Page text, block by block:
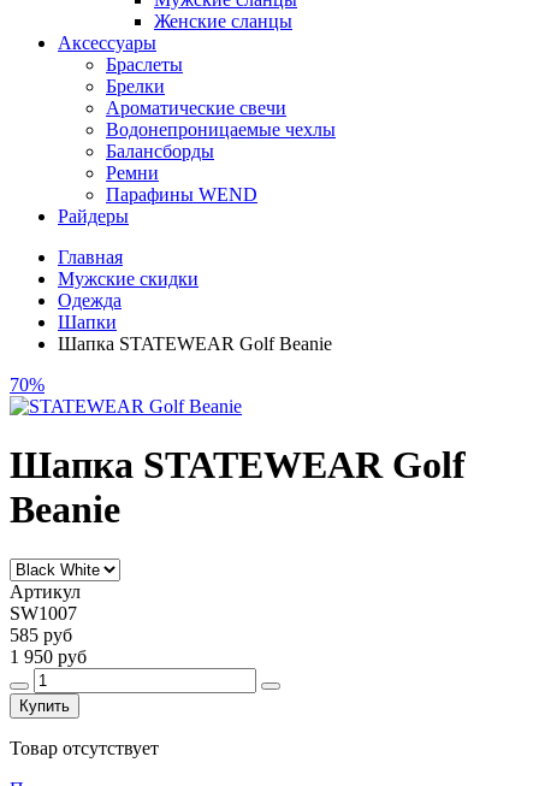
Женские сланцы
Аксессуары
Браслеты
Брелки
Ароматические свечи
Водонепроницаемые чехлы
Балансборды
Ремни
Парафины WEND
Райдеры
Главная
Мужские скидки
Одежда
Шапки
Шапка STATEWEAR Golf Beanie
70%
Шапка STATEWEAR Golf
Beanie
Артикул
SW1007
585 руб
1 950 руб
Купить
Товар отсутствует